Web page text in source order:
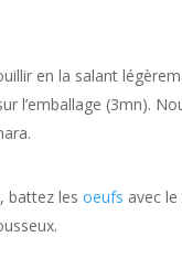
en la salant
l’emballage (3mn).
battez lesoeufs avec